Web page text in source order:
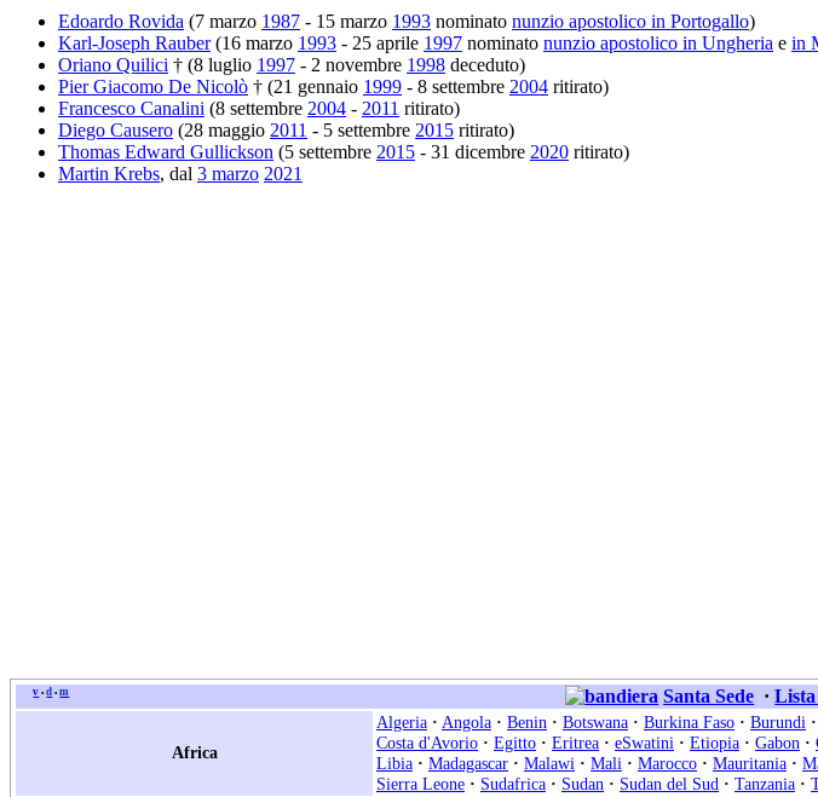
Edoardo Rovida (7 marzo 1987 - 15 marzo 1993 nominato nunzio apostolico in Portogallo)
Karl-Joseph Rauber(16 marzo 1993 - 25 aprile 1997 nominato nunzio apostolico in Ungheria e in
Oriano Quilici † (8 luglio 1997 - 2 novembre 1998 deceduto)
Pier Giacomo De Nicolò † (21 gennaio 1999 - 8 settembre 2004 ritirato)
Francesco Canalini (8 settembre 2004 - 2011 ritirato)
Diego Causero (28 maggio 2011 - 5 settembre 2015 ritirato)
Thomas Edward Gullickson (5 settembre 2015 - 31 dicembre 2020 ritirato)
Martin Krebs, dal 3 marzo 2021
v • d • m Santa Sede · Lista
Africa
Algeria · Angola · Benin · Botswana · Burkina Faso · Burundi ·
Costa d'Avorio · Egitto · Eritrea · eSwatini · Etiopia · Gabon ·
Libia · Madagascar · Malawi · Mali · Marocco · Mauritania ·
Sierra Leone · Sudafrica · Sudan · Sudan del Sud · Tanzania ·